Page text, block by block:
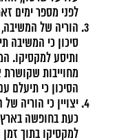
לפני מספר ימים
הוריה של
סיכון כי המשיבה
ותיסע למקסיקו.
מחוייבות
הסיכון כי תיעלם
יצויין כי הוריה
כעת בחופשה בארץ
למקסיקו בתוך